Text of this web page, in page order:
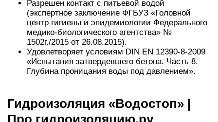
Разрешен контакт с питьевой водой
(экспертное заключение ФГБУЗ «Головной
центр гигиены и эпидемиологии Федерального
медико-биологического агентства» №
1502г./2015 от 26.08.2015).
Удовлетворяет условиям DIN EN 12390-8-2009
«Испытания затвердевшего бетона. Часть 8.
Глубина проницания воды под давлением».
Гидроизоляция «Водостоп» |
Про гидроизоляцию.ру